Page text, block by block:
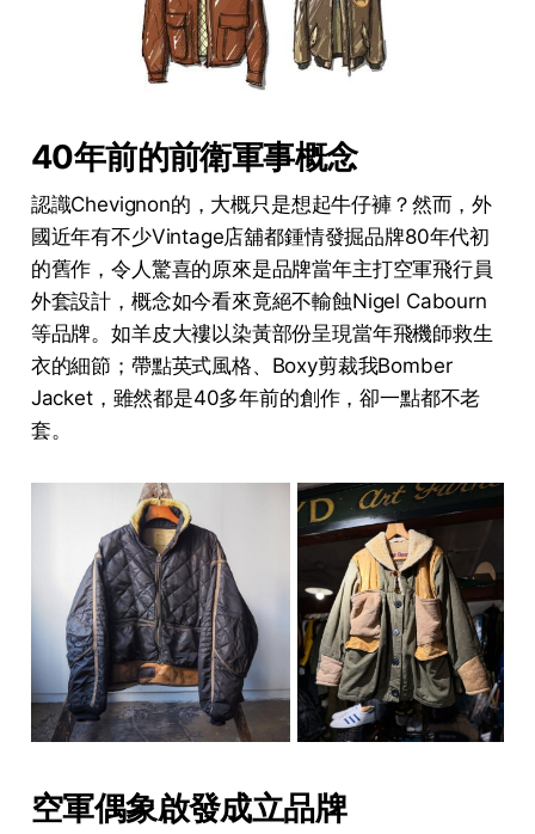
40年前的前衛軍事概念
認識Chevignon的，大概只是想起牛仔褲？然而，外
國近年有不少Vintage店舖都鍾情發掘品牌80年代初
的舊作，令人驚喜的原來是品牌當年主打空軍飛行員
外套設計，概念如今看來竟絕不輸蝕Nigel Cabourn
等品牌。如羊皮大褸以染黃部份呈現當年飛機師救生
衣的細節；帶點英式風格、Boxy剪裁我Bomber
Jacket，雖然都是40多年前的創作，卻一點都不老
套。
空軍偶象啟發成立品牌